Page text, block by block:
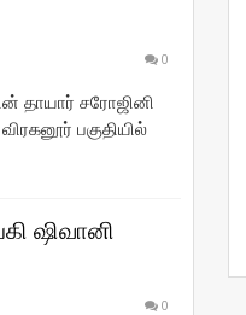
0
தாயார் சரோஜினி
பகுதியில்
ஷிவானி
0